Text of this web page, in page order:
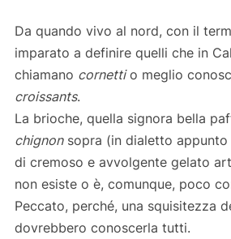
Da quando vivo al nord, con il
imparato a definire quelli che in
chiamano cornettio meglio
croissants.
La brioche, quella signora bella
chignonsopra (in dialetto appunto
di cremoso e avvolgente gelato
non esiste o è, comunque, poco
Peccato, perché, una squisitezza
dovrebbero conoscerla tutti.